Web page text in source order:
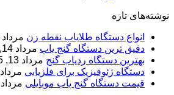
نوشته‌های تازه
انواع دستگاه طلایاب نقطه زن مرداد 15, 1405
دقیق ترین دستگاه گنج یاب مرداد 14, 1405
بهترین دستگاه ردیاب گنج مرداد 13, 1405
دستگاه ژئوفیزیک برای فلزیابی مرداد 12, 1405
قیمت دستگاه گنج یاب موبایلی مرداد 11, 1405